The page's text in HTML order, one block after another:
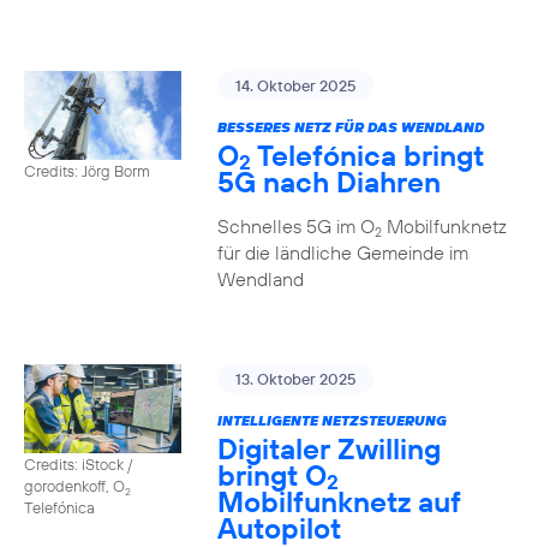
Credits: Jörg Borm
14. Oktober 2025
BESSERES NETZ FÜR DAS WENDLAND
O2 Telefónica bringt
5G nach Diahren
Schnelles 5G im O2Mobilfunknetz
für die ländliche Gemeinde im
Wendland
Credits: iStock /
gorodenkoff, O2
Telefónica
13. Oktober 2025
INTELLIGENTE NETZSTEUERUNG
Digitaler Zwilling
bringt O2
Mobilfunknetz auf
Autopilot